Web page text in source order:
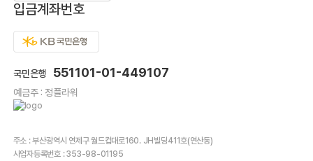
입금계좌번호
국민은행 551101-01-449107
예금주 : 정플라워
주소 : 부산광역시 연제구 월드컵대로160. JH빌딩411호(연산동)
사업자등록번호 : 353-98-01195